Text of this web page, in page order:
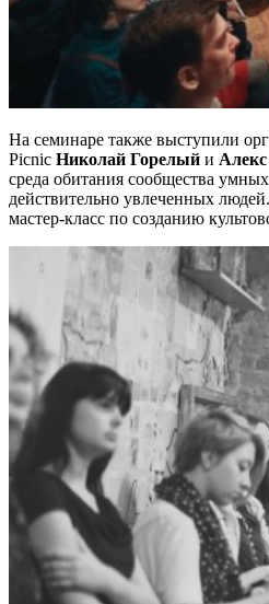
На семинаре также выступили
Picnic Николай Горелый и
среда обитания сообщества
действительно увлеченных
мастер-класс по созданию